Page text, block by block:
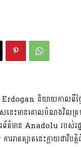
និយាយកាលពីថ្ងៃអ
េះមានគោលបំណងវិលត្រឡ
ារព័ត៌មាន Anadolu រ
ាតត្បាតនេះក្លាយជាវិ